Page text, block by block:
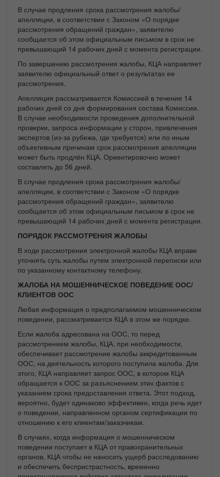
В случае продления срока рассмотрения жалобы/
апелляции, в соответствии с Законом «О порядке
рассмотрения обращений граждан», заявителю
сообщается об этом официальным письмом в срок не
превышающий 14 рабочих дней с момента регистрации.
По завершению рассмотрения жалобы, КЦА направляет
заявителю официальный ответ о результатах ее
рассмотрения.
Апелляция рассматривается Комиссией в течение 14
рабочих дней со дня формирования состава Комиссии.
В случае необходимости проведения дополнительной
проверки, запроса информации у сторон, привлечения
экспертов (из-за рубежа, где требуется) или по иным
объективным причинам срок рассмотрения апелляции
может быть продлён КЦА. Ориентировочно может
составлять до 56 дней.
В случае продления срока рассмотрения жалобы/
апелляции, в соответствии с Законом «О порядке
рассмотрения обращений граждан», заявителю
сообщается об этом официальным письмом в срок не
превышающий 14 рабочих дней с момента регистрации.
ПОРЯДОК РАССМОТРЕНИЯ ЖАЛОБЫ
В ходе рассмотрения электронной жалобы КЦА вправе
уточнять суть жалобы путем электронной переписки или
по указанному контактному телефону.
ЖАЛОБА НА МОШЕННИЧЕСКОЕ ПОВЕДЕНИЕ ООС/
КЛИЕНТОВ ООС
Любая информация о предполагаемом мошенническом
поведении, рассматривается КЦА в этом же порядке.
Если жалоба адресована на ООС, то перед
рассмотрением жалобы, КЦА, при необходимости,
обеспечивает рассмотрение жалобы аккредитованным
ООС, на деятельность которого поступила жалоба. Для
этого, КЦА направляет запрос ООС, в котором КЦА
обращается к ООС за разъяснением этих фактов с
указанием срока предоставления ответа. Этот подход,
вероятно, будет одинаково эффективен, когда речь идет
о поведении, направленном органом сертификации по
отношению к его клиентам/заказчикам.
В случаях, когда информация о мошенническом
поведении поступает в КЦА от правохранительных
органов, КЦА чтобы не наносить ущерб расследованию
и обеспечить беспристрастность, временно